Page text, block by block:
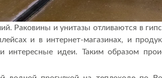
Раковины и унитазы отливаются в
и в интернет-магазинах, и
идеи. Таким образом